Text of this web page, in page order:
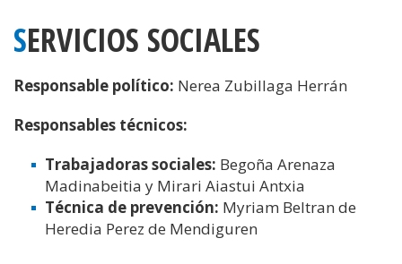
SERVICIOS SOCIALES
Responsable político: Nerea Zubillaga Herrán
Responsables técnicos:
Trabajadoras sociales: Begoña Arenaza
Madinabeitia y Mirari Aiastui Antxia
Técnica de prevención: Myriam Beltran de
Heredia Perez de Mendiguren